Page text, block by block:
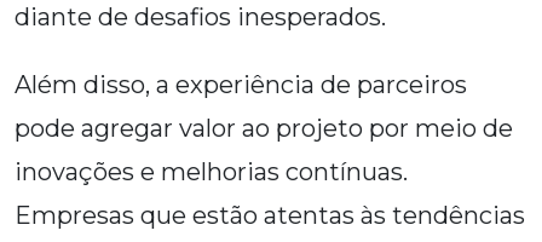
diante de desafios inesperados.
Além disso, a experiência de parceiros
pode agregar valor ao projeto por meio de
inovações e melhorias contínuas.
Empresas que estão atentas às tendências